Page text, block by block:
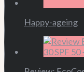
Happy-ageing